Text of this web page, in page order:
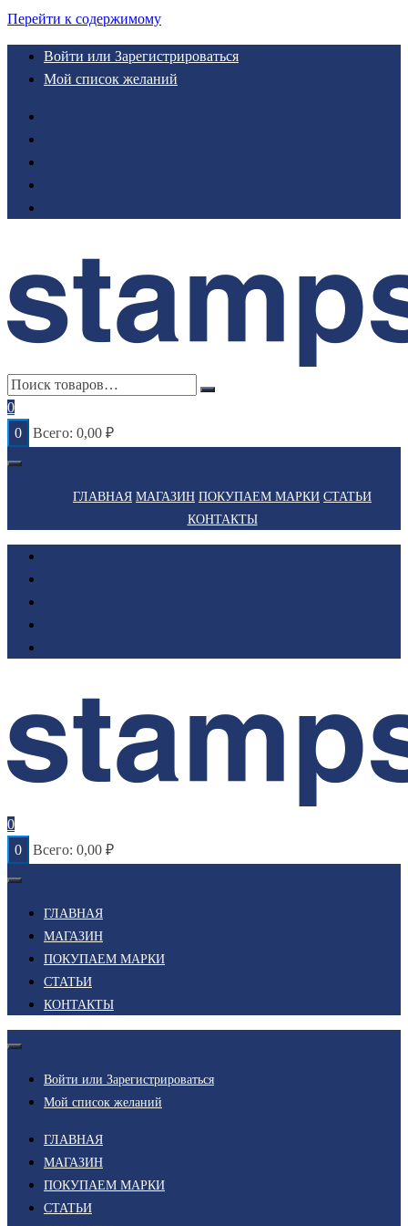
Перейти к содержимому
Войти или Зарегистрироваться
Мой список желаний
0
0
Всего: 0,00 ₽
ГЛАВНАЯ МАГАЗИН ПОКУПАЕМ МАРКИ СТАТЬИ
КОНТАКТЫ
0
0
Всего: 0,00 ₽
ГЛАВНАЯ
МАГАЗИН
ПОКУПАЕМ МАРКИ
СТАТЬИ
КОНТАКТЫ
Войти или Зарегистрироваться
Мой список желаний
ГЛАВНАЯ
МАГАЗИН
ПОКУПАЕМ МАРКИ
СТАТЬИ